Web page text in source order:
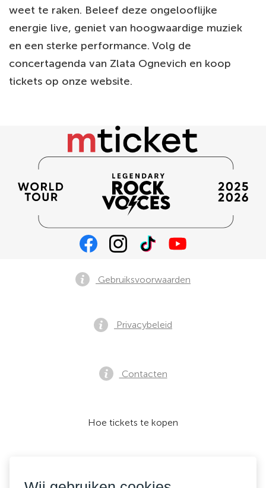
weet te raken. Beleef deze ongelooflijke
energie live, geniet van hoogwaardige muziek
en een sterke performance. Volg de
concertagenda van Zlata Ognevich en koop
tickets op onze website.
Gebruiksvoorwaarden
Privacybeleid
Contacten
Hoe tickets te kopen